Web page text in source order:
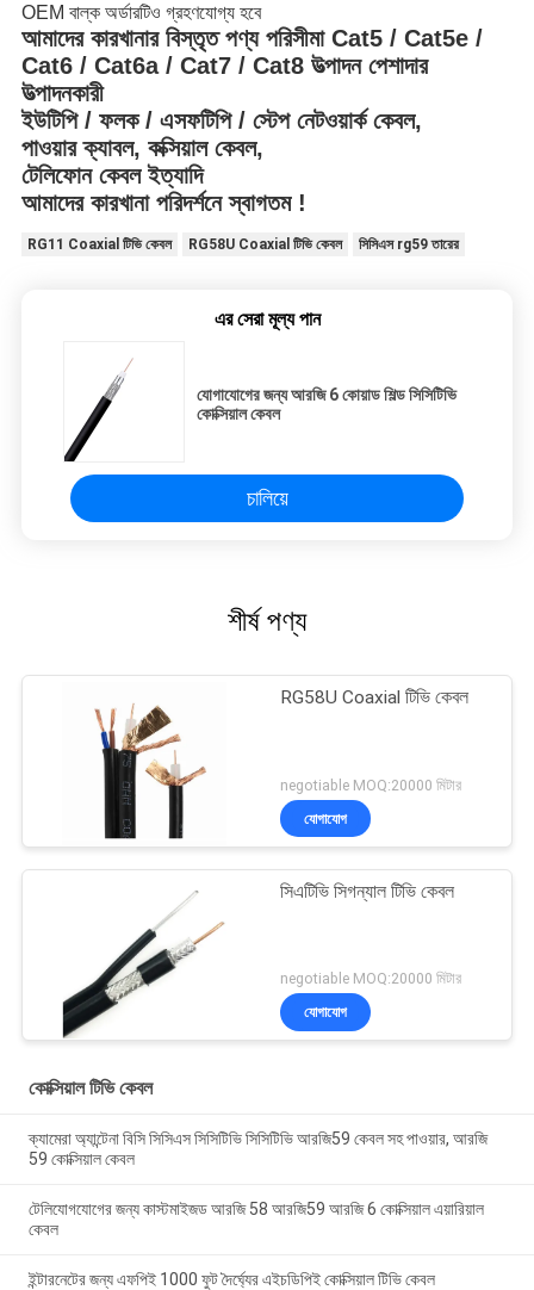
OEM বাল্ক অর্ডারটিও গ্রহণযোগ্য হবে
আমাদের কারখানার বিস্তৃত পণ্য পরিসীমা Cat5 / Cat5e /
Cat6 / Cat6a / Cat7 / Cat8 উত্পাদন পেশাদার
উত্পাদনকারী
ইউটিপি / ফলক / এসফটিপি / স্টেপ নেটওয়ার্ক কেবল,
পাওয়ার ক্যাবল, কক্সিয়াল কেবল,
টেলিফোন কেবল ইত্যাদি
আমাদের কারখানা পরিদর্শনে স্বাগতম !
RG11 Coaxial টিভি কেবল RG58U Coaxial টিভি কেবল সিসিএস rg59 তারের
এর সেরা মূল্য পান
যোগাযোগের জন্য আরজি 6 কোয়াড শিল্ড সিসিটিভি
কোক্সিয়াল কেবল
চালিয়ে
শীর্ষ পণ্য
RG58U Coaxial টিভি কেবল
negotiable MOQ:20000 মিটার
যোগাযোগ
সিএটিভি সিগন্যাল টিভি কেবল
negotiable MOQ:20000 মিটার
যোগাযোগ
কোক্সিয়াল টিভি কেবল
ক্যামেরা অ্যান্টেনা বিসি সিসিএস সিসিটিভি সিসিটিভি আরজি59 কেবল সহ পাওয়ার, আরজি
59 কোক্সিয়াল কেবল
টেলিযোগযোগের জন্য কাস্টমাইজড আরজি 58 আরজি59 আরজি 6 কোক্সিয়াল এয়ারিয়াল
কেবল
ইন্টারনেটের জন্য এফপিই 1000 ফুট দৈর্ঘ্যের এইচডিপিই কোক্সিয়াল টিভি কেবল